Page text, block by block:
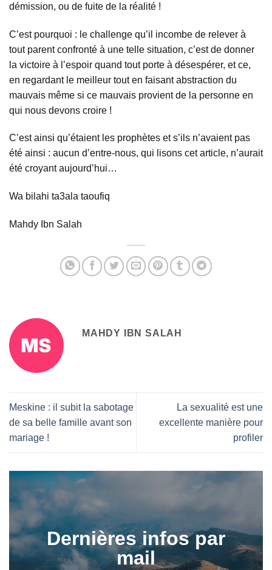
démission, ou de fuite de la réalité !
C’est pourquoi : le challenge qu’il incombe de relever à
tout parent confronté à une telle situation, c’est de donner
la victoire à l’espoir quand tout porte à désespérer, et ce,
en regardant le meilleur tout en faisant abstraction du
mauvais même si ce mauvais provient de la personne en
qui nous devons croire !
C’est ainsi qu’étaient les prophètes et s’ils n’avaient pas
été ainsi : aucun d’entre-nous, qui lisons cet article, n’aurait
été croyant aujourd’hui…
Wa bilahi ta3ala taoufiq
Mahdy Ibn Salah
MAHDY IBN SALAH
Meskine : il subit la sabotage
de sa belle famille avant son
mariage !
La sexualité est une
excellente manière pour
profiler
Dernières infos par
mail